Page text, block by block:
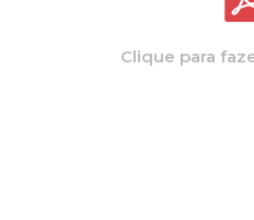
Clique para